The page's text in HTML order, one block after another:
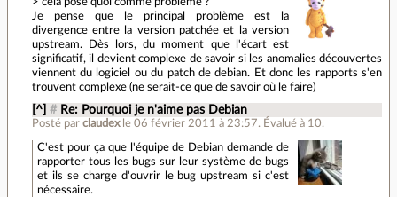
Je pense que le principal problème est la
divergence entre la version patchée et la version
upstream. Dès lors, du moment que l'écart est
significatif, il devient complexe de savoir si les anomalies découvertes
viennent du logiciel ou du patch de debian. Et donc les rapports s'en
trouvent complexe (ne serait-ce que de savoir où le faire)
[^] # Re: Pourquoi je n'aime pas Debian
Posté parclaudex le 06 février 2011 à 23:57. Évalué à 10.
C'est pour ça que l'équipe de Debian demande de
rapporter tous les bugs sur leur système de bugs
et ils se charge d'ouvrir le bug upstream si c'est
nécessaire.